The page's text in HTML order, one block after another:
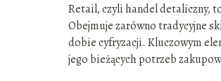
Retail, czyli handel detaliczny,
Obejmuje zarówno tradycyjne
dobie cyfryzacji. Kluczowym
jego bieżących potrzeb